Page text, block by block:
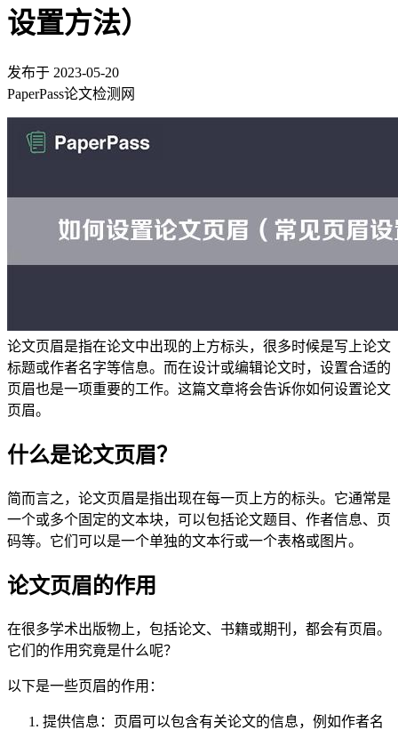
设置方法）
发布于 2023-05-20
PaperPass论文检测网
论文页眉是指在论文中出现的上方标头，很多时候是写上论文
标题或作者名字等信息。而在设计或编辑论文时，设置合适的
页眉也是一项重要的工作。这篇文章将会告诉你如何设置论文
页眉。
什么是论文页眉？
简而言之，论文页眉是指出现在每一页上方的标头。它通常是
一个或多个固定的文本块，可以包括论文题目、作者信息、页
码等。它们可以是一个单独的文本行或一个表格或图片。
论文页眉的作用
在很多学术出版物上，包括论文、书籍或期刊，都会有页眉。
它们的作用究竟是什么呢？
以下是一些页眉的作用：
提供信息：页眉可以包含有关论文的信息，例如作者名